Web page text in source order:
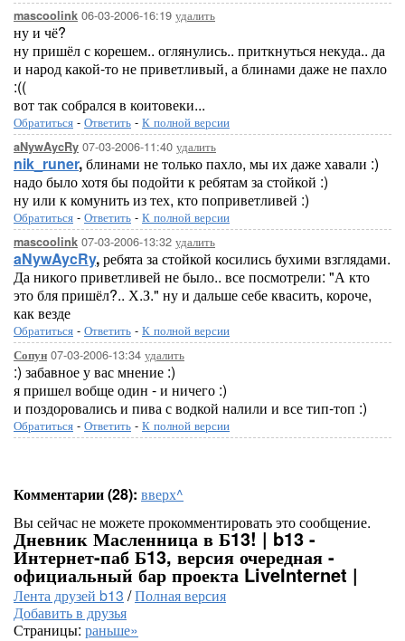
mascoolink 06-03-2006-16:19 удалить
ну и чё?
ну пришёл с корешем.. оглянулись.. приткнуться некуда.. да
и народ какой-то не приветливый, а блинами даже не пахло
:((
вот так собрался в коитовеки...
Обратиться - Ответить - К полной версии
aNywAycRy 07-03-2006-11:40 удалить
nik_runer,блинами не только пахло, мы их даже хавали :)
надо было хотя бы подойти к ребятам за стойкой :)
ну или к комунить из тех, кто поприветливей :)
Обратиться - Ответить - К полной версии
mascoolink 07-03-2006-13:32 удалить
aNywAycRy,ребята за стойкой косились бухими взглядами.
Да никого приветливей не было.. все посмотрели: "А кто
это бля пришёл?.. Х.З." ну и дальше себе квасить, короче,
как везде
Обратиться - Ответить - К полной версии
Сопун 07-03-2006-13:34 удалить
:) забавное у вас мнение :)
я пришел вобще один - и ничего :)
и поздоровались и пива с водкой налили и все тип-топ :)
Обратиться - Ответить - К полной версии
Комментарии (28): вверх^
Вы сейчас не можете прокомментировать это сообщение.
Дневник Масленница в Б13! | b13 -
Интернет-паб Б13, версия очередная -
официальный бар проекта LiveInternet |
Лента друзей b13 /Полная версия
Добавить в друзья
Страницы: раньше»